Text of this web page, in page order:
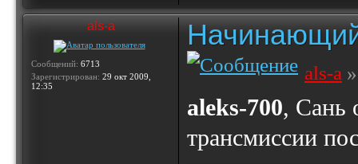
als-a
Сообщений: 6713
Зарегистрирован: 29 окт 2009,
12:35
als-a
aleks-700, Сань
трансмиссии